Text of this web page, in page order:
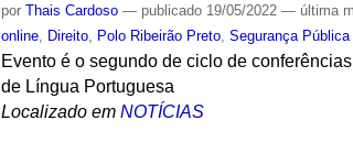
porThais Cardoso — publicado 19/05/2022— última
online
Direito Polo Ribeirão Preto ,Segurança Pública
Evento é o segundo de ciclo de
de Língua Portuguesa
Localizado em NOTÍCIAS